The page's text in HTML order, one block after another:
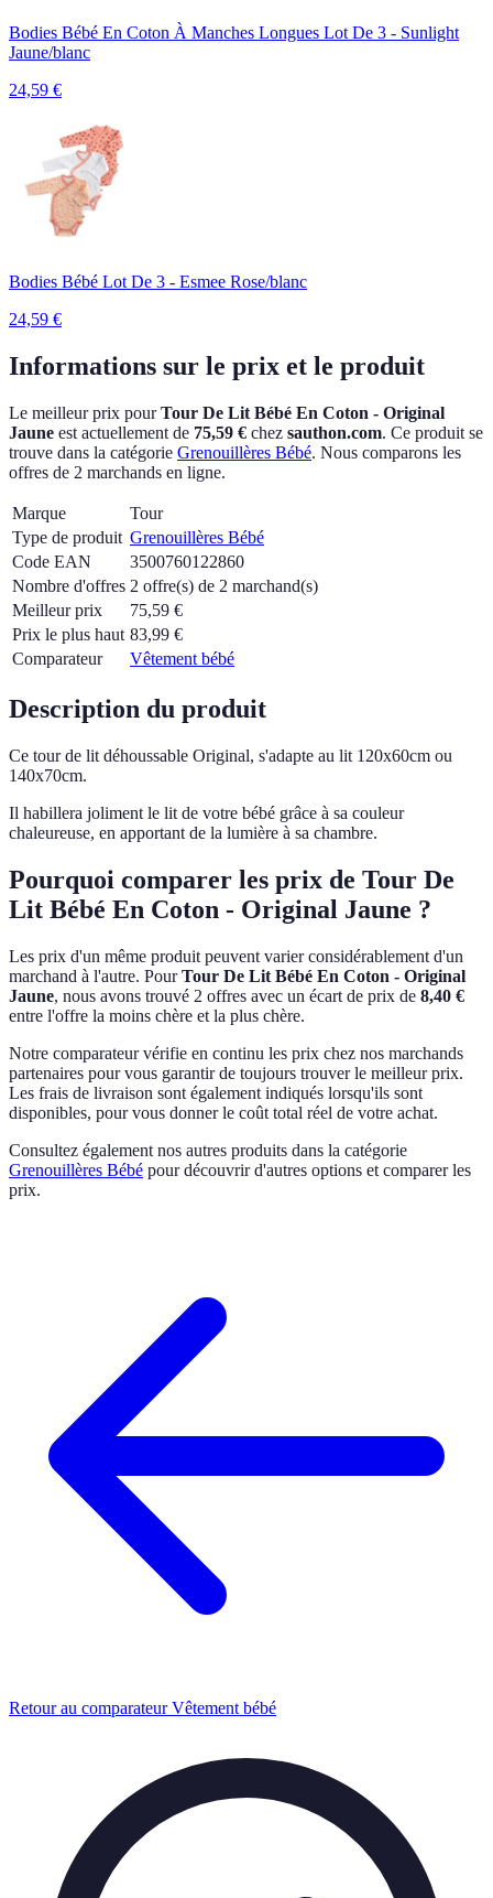
Bodies Bébé En Coton À Manches Longues Lot De 3 - Sunlight
Jaune/blanc
24,59 €
Bodies Bébé Lot De 3 - Esmee Rose/blanc
24,59 €
Informations sur le prix et le produit
Le meilleur prix pourTour De Lit Bébé En Coton - Original
Jaune est actuellement de 75,59 € chez sauthon.com. Ce produit se
trouve dans la catégorie Grenouillères Bébé. Nous comparons les
offres de 2 marchands en ligne.
Marque
Tour
Type de produit Grenouillères Bébé
Code EAN
3500760122860
Nombre d'offres 2 offre(s) de 2 marchand(s)
Meilleur prix
75,59 €
Prix le plus haut 83,99 €
Comparateur
Vêtement bébé
Description du produit
Ce tour de lit déhoussable Original, s'adapte au lit 120x60cm ou
140x70cm.
Il habillera joliment le lit de votre bébé grâce à sa couleur
chaleureuse, en apportant de la lumière à sa chambre.
Pourquoi comparer les prix de Tour De
Lit Bébé En Coton - Original Jaune ?
Les prix d'un même produit peuvent varier considérablement d'un
marchand à l'autre. PourTour De Lit Bébé En Coton - Original
Jaune, nous avons trouvé 2 offres avec un écart de prix de 8,40 €
entre l'offre la moins chère et la plus chère.
Notre comparateur vérifie en continu les prix chez nos marchands
partenaires pour vous garantir de toujours trouver le meilleur prix.
Les frais de livraison sont également indiqués lorsqu'ils sont
disponibles, pour vous donner le coût total réel de votre achat.
Consultez également nos autres produits dans la catégorie
Grenouillères Bébé pour découvrir d'autres options et comparer les
prix.
Retour au comparateur Vêtement bébé